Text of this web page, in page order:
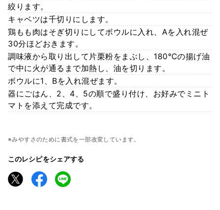
絞ります。
キャベツは千切りにします。
鶏もも肉はそぎ切りにしてボウルに入れ、Aを入れ混ぜ
30分ほどおきます。
調味液から取り出して片栗粉をまぶし、180℃の揚げ油
で中に火が通るまで加熱し、油を切ります。
ボウルに1、Bを入れ混ぜます。
器にごはん、2、4、5の順で盛り付け、お好みでミニト
マトを添えて完成です。
※みやすさのために書式を一部改変しています。
このレシピをシェアする